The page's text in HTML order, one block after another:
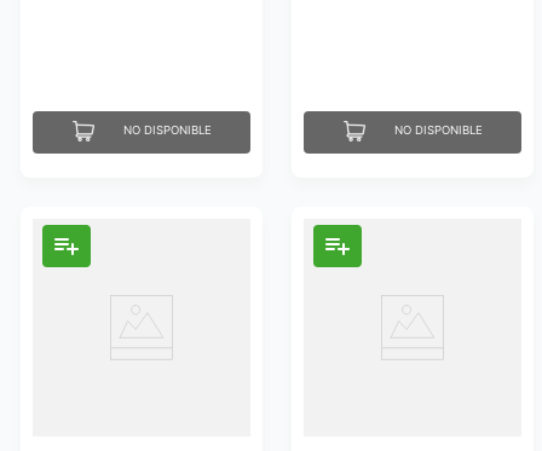
NO DISPONIBLE NO DISPONIBLE